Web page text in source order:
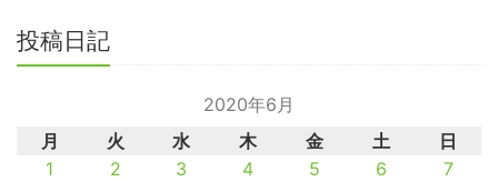
投稿日記
2020年6月
月
火 水 木 金 土
日
1
2 3 4 5 6
7